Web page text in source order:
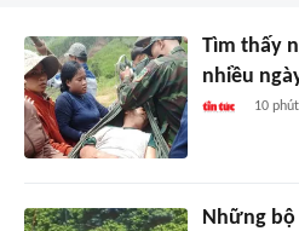
Tìm thấy
nhiều
10 phút
Những bộ